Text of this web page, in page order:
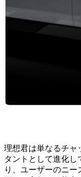
理想君は単なるチャ
タントとして進化
り、ユーザーのニ